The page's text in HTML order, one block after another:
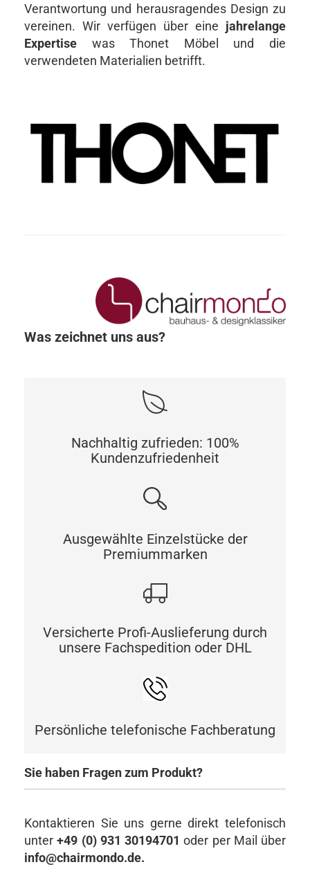
Verantwortung und herausragendes Design zu
vereinen. Wir verfügen über eine jahrelange
Expertise was Thonet Möbel und die
verwendeten Materialien betrifft.
Was zeichnet uns aus?
Nachhaltig zufrieden: 100%
Kundenzufriedenheit
Ausgewählte Einzelstücke der
Premiummarken
Versicherte Profi-Auslieferung durch
unsere Fachspedition oder DHL
Persönliche telefonische Fachberatung
Sie haben Fragen zum Produkt?
Kontaktieren Sie uns gerne direkt telefonisch
unter +49 (0) 931 30194701 oder per Mail über
info@chairmondo.de.